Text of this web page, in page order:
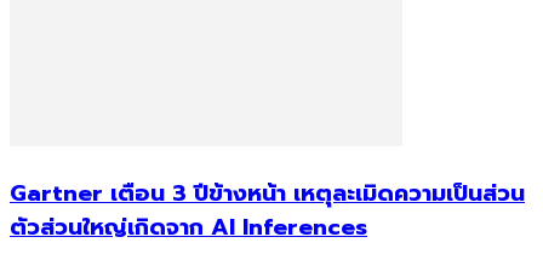
Gartner เตือน 3 ปีข้างหน้า เหตุละเมิดความเป็นส่วน
ตัวส่วนใหญ่เกิดจาก AI Inferences